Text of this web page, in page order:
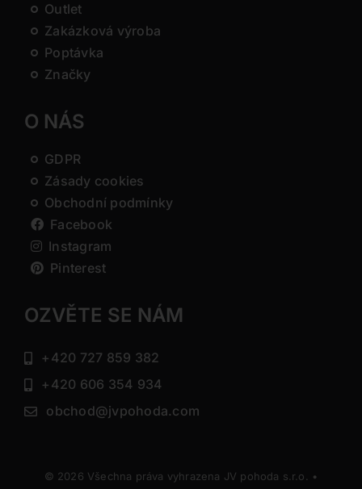
Outlet
Zakázková výroba
Poptávka
Značky
O NÁS
GDPR
Zásady cookies
Obchodní podmínky
Facebook
Instagram
Pinterest
OZVĚTE SE NÁM
+420 727 859 382
+420 606 354 934
obchod@jvpohoda.com
© 2026 Všechna práva vyhrazena JV pohoda s.r.o. •